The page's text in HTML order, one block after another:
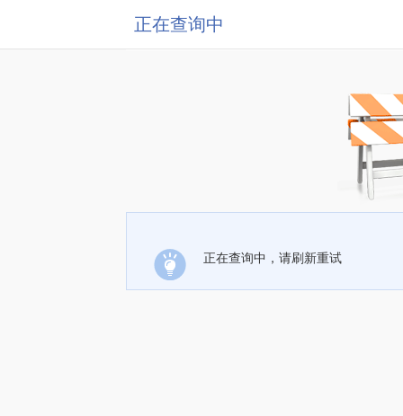
正在查询中
正在查询中，请刷新重试